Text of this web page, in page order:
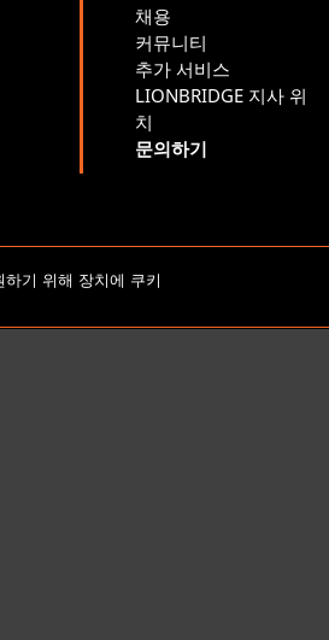
채용
커뮤니티
추가 서비스
LIONBRIDGE 지사 위
치
문의하기
Technologies, LLC. 모든 권리 보유.
기 위해 장치에 쿠키